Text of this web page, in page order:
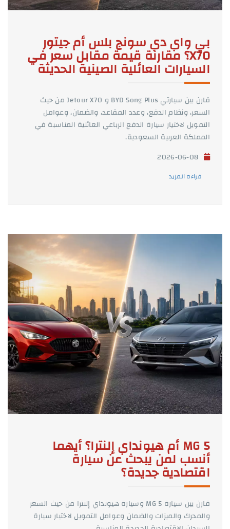
بي واي دي سونج بلس أم جيتور
X70؟ مقارنة قيمة مقابل سعر في
السيارات العائلية الصينية الحديثة
قارن بين سيارتي BYD Song Plus و Jetour X70 من حيث
السعر، ونظام الدفع، وعدد المقاعد، والضمان، وعوامل
التمويل لاختيار سيارة الدفع الرباعي العائلية المناسبة في
المملكة العربية السعودية.
قراءه المزيد
MG 5 أم هيونداي إلنترا؟ أيهما
أنسب لمن يبحث عن سيارة
اقتصادية جديدة؟
قارن بين سيارة MG 5 وسيارة هيونداي إلنترا من حيث السعر
والمحرك والميزات والضمان وعوامل التمويل لاختيار سيارة